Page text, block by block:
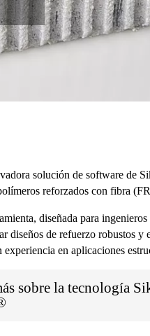
solución de software de
reforzados con fibra
diseñada para
diseños de refuerzo robustos y
experiencia en aplicaciones
sobre la tecnología